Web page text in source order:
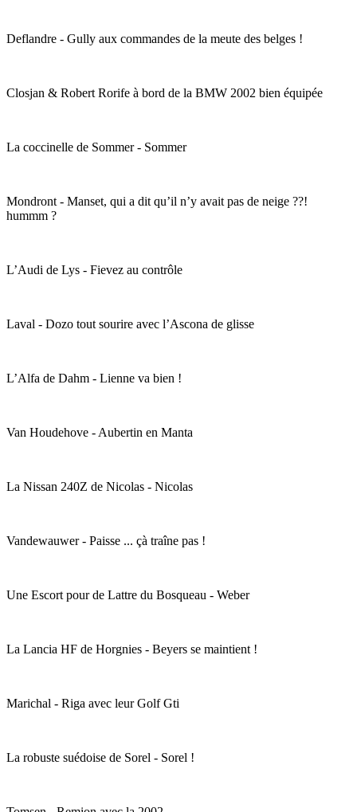
Deflandre - Gully aux commandes de la meute des belges !
Closjan & Robert Rorife à bord de la BMW 2002 bien équipée
La coccinelle de Sommer - Sommer
Mondront - Manset, qui a dit qu’il n’y avait pas de neige ??!
hummm ?
L’Audi de Lys - Fievez au contrôle
Laval - Dozo tout sourire avec l’Ascona de glisse
L’Alfa de Dahm - Lienne va bien !
Van Houdehove - Aubertin en Manta
La Nissan 240Z de Nicolas - Nicolas
Vandewauwer - Paisse ... çà traîne pas !
Une Escort pour de Lattre du Bosqueau - Weber
La Lancia HF de Horgnies - Beyers se maintient !
Marichal - Riga avec leur Golf Gti
La robuste suédoise de Sorel - Sorel !